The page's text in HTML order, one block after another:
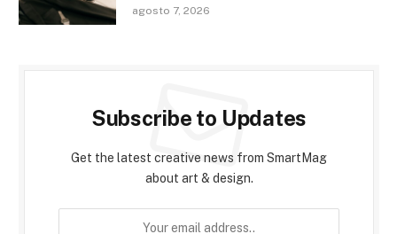
agosto 7, 2026
Subscribe to Updates
Get the latest creative news from SmartMag
about art & design.